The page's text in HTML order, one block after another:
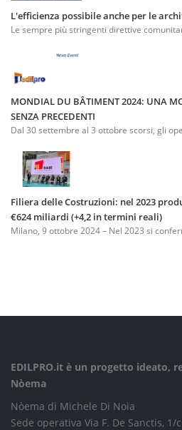
L'efficienza possibile anche per le
Le sempre più stringenti direttive
MONDIAL DU BÂTIMENT 2024: UNA
SENZA PRECEDENTI
Dal 30 settembre al 3 ottobre scorsi, gli
Filiera delle Costruzioni: nel 2023
€624 miliardi (+4,2 in termini reali)
Milano, 9 ottobre 2024 – Nel 2023 si
EDILPRO.it è un progetto ideato,
Nòema
Nòema di Michele Di Noia
Sede operativa Via F. De Sanctis,